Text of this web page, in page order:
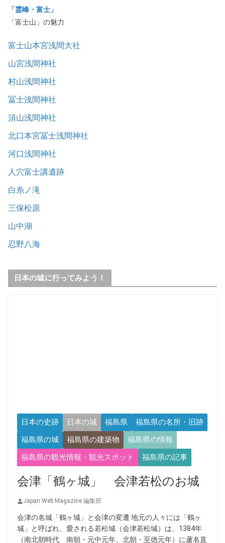
「霊峰・富士」
「富士山」の魅力
富士山本宮浅間大社
山宮浅間神社
村山浅間神社
冨士浅間神社
須山浅間神社
北口本宮冨士浅間神社
河口浅間神社
人穴富士講遺跡
白糸ノ滝
三保松原
山中湖
忍野八海
日本の城に行ってみよう！
日本の史跡 日本の城 福島県
福島県の名所・旧跡
福島県の城
福島県の建築物
福島県の情報
福島県の観光情報・観光スポット
福島県の記事
会津「鶴ヶ城」 会津若松のお城
Japan Web Magazine 編集部
会津の名城「鶴ヶ城」と会津の変遷 地元の人々には「鶴ヶ
城」と呼ばれ、愛される若松城（会津若松城）は、1384年
（南北朝時代 南朝・元中元年、北朝・至徳元年）に蘆名直